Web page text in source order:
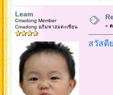
Leam
Cmadong Member
Cmadong อภิมหาอมตะเซียน
«
สวัสดี